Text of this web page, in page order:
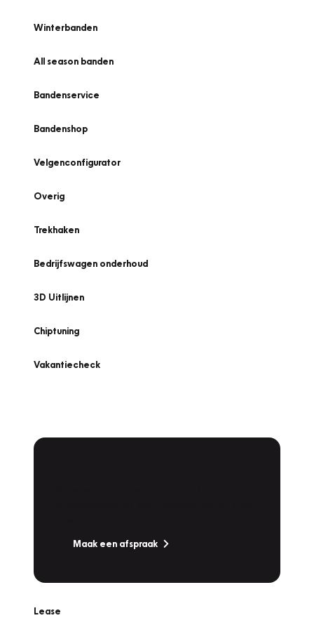
Winterbanden
All season banden
Bandenservice
Bandenshop
Velgenconfigurator
Overig
Trekhaken
Bedrijfswagen onderhoud
3D Uitlijnen
Chiptuning
Vakantiecheck
Maak een afspraak
Lease